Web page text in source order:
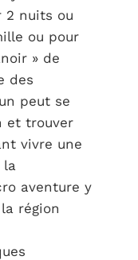
2 nuits ou
ou pour
» de
des
peut se
et trouver
vivre une
la
aventure y
région